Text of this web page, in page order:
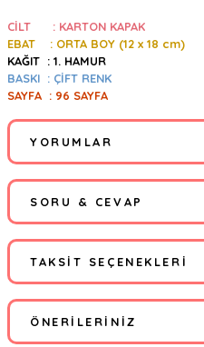
CİLT : KARTON KAPAK
EBAT : ORTA BOY (12 x 18 cm)
KAĞIT : 1. HAMUR
BASKI : ÇİFT RENK
SAYFA : 96 SAYFA
YORUMLAR
Bu ürüne ilk
SORU & CEVAP
Ürün hakkında
TAKSIT SEÇENEKLERI
ÖNERILERINIZ